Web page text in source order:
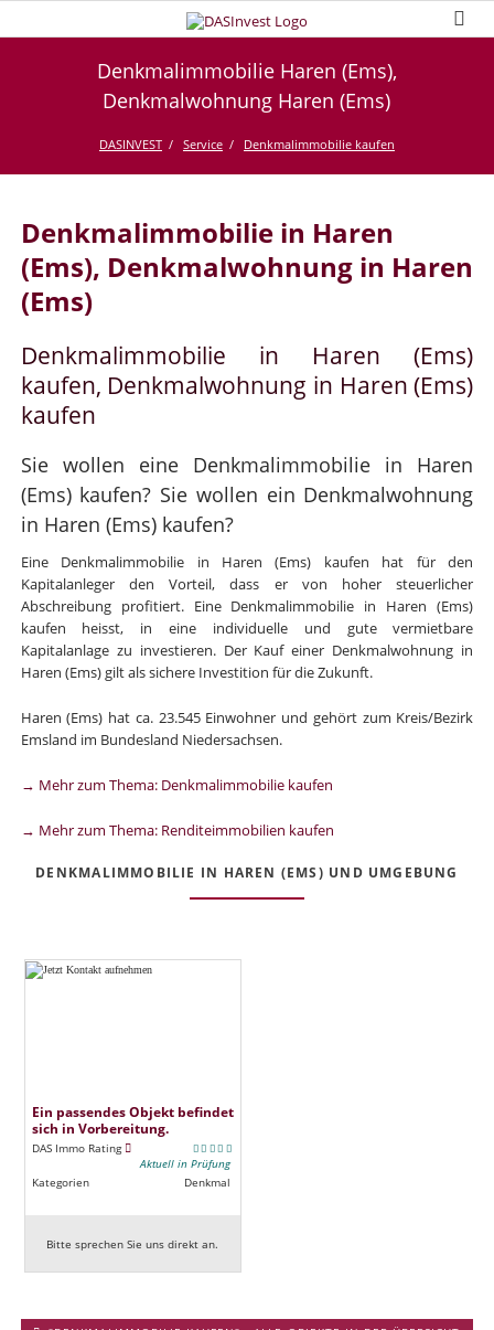
Denkmalimmobilie Haren (Ems),
Denkmalwohnung Haren (Ems)
DASINVEST Service Denkmalimmobilie kaufen
Denkmalimmobilie in Haren
(Ems), Denkmalwohnung in Haren
(Ems)
Denkmalimmobilie in Haren (Ems)
kaufen, Denkmalwohnung in Haren (Ems)
kaufen
Sie wollen eine Denkmalimmobilie in Haren
(Ems) kaufen? Sie wollen ein Denkmalwohnung
in Haren (Ems) kaufen?
Eine Denkmalimmobilie in Haren (Ems) kaufen hat für den
Kapitalanleger den Vorteil, dass er von hoher steuerlicher
Abschreibung profitiert. Eine Denkmalimmobilie in Haren (Ems)
kaufen heisst, in eine individuelle und gute vermietbare
Kapitalanlage zu investieren. Der Kauf einer Denkmalwohnung in
Haren (Ems) gilt als sichere Investition für die Zukunft.
Haren (Ems) hat ca. 23.545 Einwohner und gehört zum Kreis/Bezirk
Emsland im Bundesland Niedersachsen.
→ Mehr zum Thema: Denkmalimmobilie kaufen
→ Mehr zum Thema: Renditeimmobilien kaufen
DENKMALIMMOBILIE IN HAREN (EMS) UND UMGEBUNG
Ein passendes Objekt befindet
sich in Vorbereitung.
DAS Immo Rating
Aktuell in Prüfung
Kategorien
Denkmal
Bitte sprechen Sie uns direkt an.